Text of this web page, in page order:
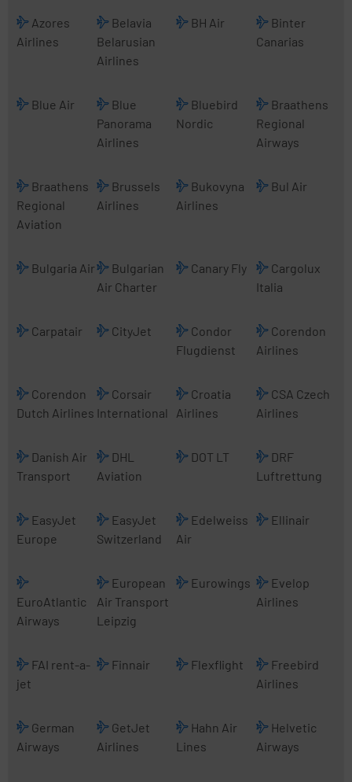
Azores
Airlines
Belavia
Belarusian
Airlines
BH Air
Binter
Canarias
Blue Air
Blue
Panorama
Airlines
Bluebird
Nordic
Braathens
Regional
Airways
Braathens
Regional
Aviation
Brussels
Airlines
Bukovyna
Airlines
Bul Air
Bulgaria Air
Bulgarian
Air Charter
Canary Fly
Cargolux
Italia
Carpatair CityJet
Condor
Flugdienst
Corendon
Airlines
Corendon
Dutch Airlines
Corsair
International
Croatia
Airlines
CSA Czech
Airlines
Danish Air
Transport
DHL
Aviation
DOT LT
DRF
Luftrettung
EasyJet
Europe
EasyJet
Switzerland
Edelweiss
Air
Ellinair
EuroAtlantic
Airways
European
Air Transport
Leipzig
Eurowings
Evelop
Airlines
FAI rent-a-
jet
Finnair Flexflight
Freebird
Airlines
German
Airways
GetJet
Airlines
Hahn Air
Lines
Helvetic
Airways